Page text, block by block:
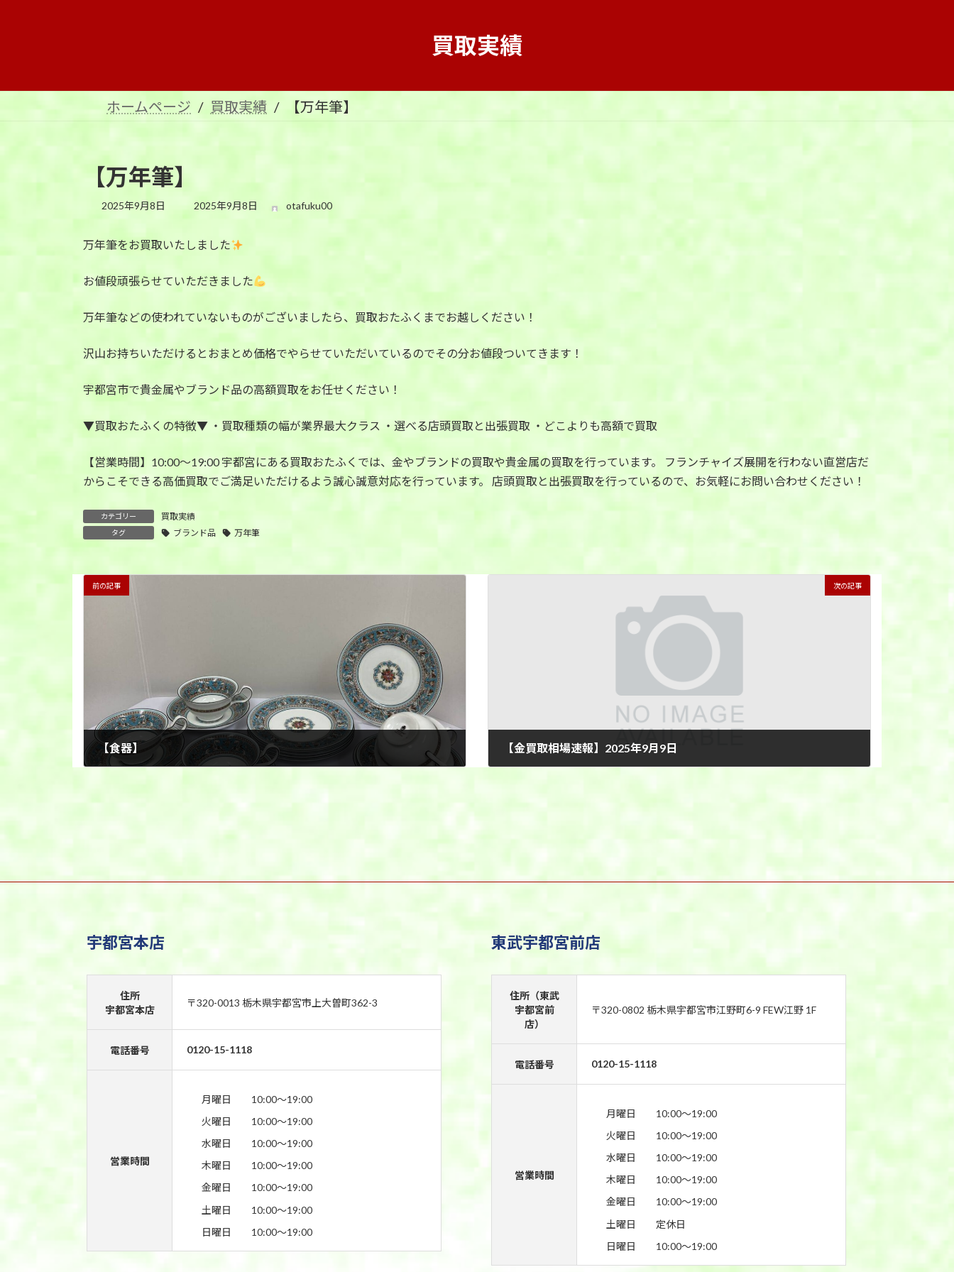
へ
ョ
買取実績
ホームページ 買取実績 【万年筆】
【万年筆】
2025年9月8日
最
新
時
:
2025年9月8日 otafuku00
万年筆をお買取いたしました
お値段頑張らせていただきました
万年筆などの使われていないものがございましたら、買取おたふくまでお越しください！
沢山お持ちいただけるとおまとめ価格でやらせていただいているのでその分お値段ついてきます！
宇都宮市で貴金属やブランド品の高額買取をお任せください！
▼買取おたふくの特徴▼ ・買取種類の幅が業界最大クラス ・選べる店頭買取と出張買取 ・どこよりも高額で買取
【営業時間】10:00〜19:00 宇都宮にある買取おたふくでは、金やブランドの買取や貴金属の買取を行っています。 フランチャイズ展開を行わない直営店だ
からこそできる高価買取でご満足いただけるよう誠心誠意対応を行っています。 店頭買取と出張買取を行っているので、お気軽にお問い合わせください！
カテゴリー 買取実績
タグ ブランド品 万年筆
前の記事
【食器】
次の記事
【金買取相場速報】2025年9月9日
宇都宮本店
住所
宇都宮本店
〒320-0013 栃木県宇都宮市上大曽町362-3
電話番号 0120-15-1118
営業時間
月曜日
10:00〜19:00
火曜日
10:00〜19:00
水曜日
10:00〜19:00
木曜日
10:00〜19:00
金曜日
10:00〜19:00
土曜日
10:00〜19:00
日曜日
10:00〜19:00
東武宇都宮前店
住所（東武
宇都宮前
店）
〒320-0802 栃木県宇都宮市江野町6-9 FEW江野 1F
電話番号 0120-15-1118
営業時間
月曜日
10:00〜19:00
火曜日
10:00〜19:00
水曜日
10:00〜19:00
木曜日
10:00〜19:00
金曜日
10:00〜19:00
土曜日
定休日
日曜日
10:00〜19:00